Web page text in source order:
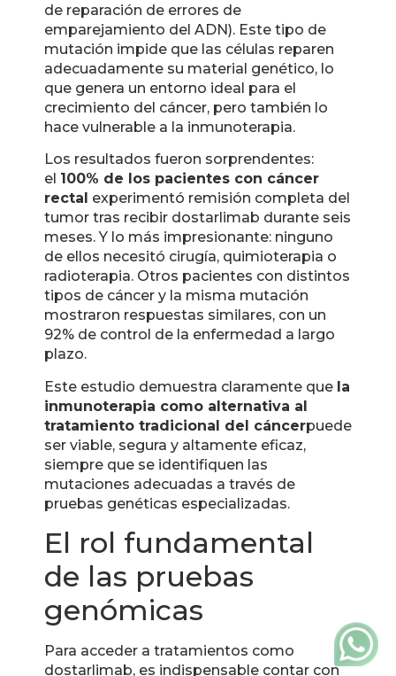
de reparación de errores de
emparejamiento del ADN). Este tipo de
mutación impide que las células reparen
adecuadamente su material genético, lo
que genera un entorno ideal para el
crecimiento del cáncer, pero también lo
hace vulnerable a la inmunoterapia.
Los resultados fueron sorprendentes:
el 100% de los pacientes con cáncer
rectal experimentó remisión completa del
tumor tras recibir dostarlimab durante seis
meses. Y lo más impresionante: ninguno
de ellos necesitó cirugía, quimioterapia o
radioterapia. Otros pacientes con distintos
tipos de cáncer y la misma mutación
mostraron respuestas similares, con un
92% de control de la enfermedad a largo
plazo.
Este estudio demuestra claramente que la
inmunoterapia como alternativa al
tratamiento tradicional del cáncerpuede
ser viable, segura y altamente eficaz,
siempre que se identifiquen las
mutaciones adecuadas a través de
pruebas genéticas especializadas.
El rol fundamental
de las pruebas
genómicas
Para acceder a tratamientos como
dostarlimab, es indispensable contar con